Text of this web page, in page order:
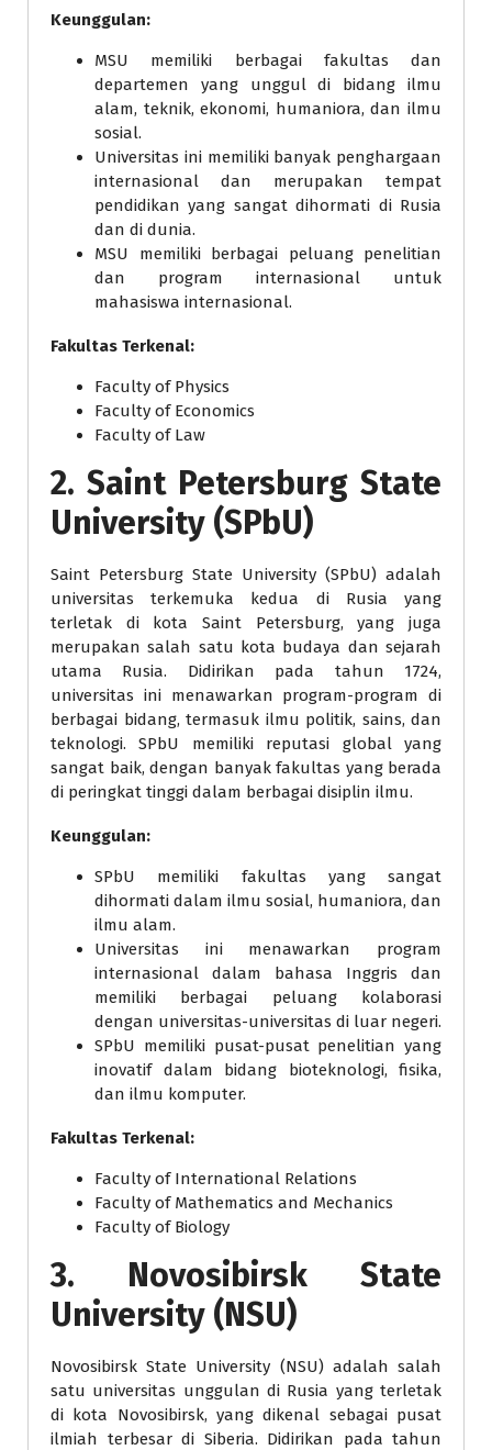
Keunggulan:
MSU memiliki berbagai fakultas dan
departemen yang unggul di bidang ilmu
alam, teknik, ekonomi, humaniora, dan ilmu
sosial.
Universitas ini memiliki banyak penghargaan
internasional dan merupakan tempat
pendidikan yang sangat dihormati di Rusia
dan di dunia.
MSU memiliki berbagai peluang penelitian
dan program internasional untuk
mahasiswa internasional.
Fakultas Terkenal:
Faculty of Physics
Faculty of Economics
Faculty of Law
2. Saint Petersburg State
University (SPbU)
Saint Petersburg State University (SPbU) adalah
universitas terkemuka kedua di Rusia yang
terletak di kota Saint Petersburg, yang juga
merupakan salah satu kota budaya dan sejarah
utama Rusia. Didirikan pada tahun 1724,
universitas ini menawarkan program-program di
berbagai bidang, termasuk ilmu politik, sains, dan
teknologi. SPbU memiliki reputasi global yang
sangat baik, dengan banyak fakultas yang berada
di peringkat tinggi dalam berbagai disiplin ilmu.
Keunggulan:
SPbU memiliki fakultas yang sangat
dihormati dalam ilmu sosial, humaniora, dan
ilmu alam.
Universitas ini menawarkan program
internasional dalam bahasa Inggris dan
memiliki berbagai peluang kolaborasi
dengan universitas-universitas di luar negeri.
SPbU memiliki pusat-pusat penelitian yang
inovatif dalam bidang bioteknologi, fisika,
dan ilmu komputer.
Fakultas Terkenal:
Faculty of International Relations
Faculty of Mathematics and Mechanics
Faculty of Biology
3. Novosibirsk State
University (NSU)
Novosibirsk State University (NSU) adalah salah
satu universitas unggulan di Rusia yang terletak
di kota Novosibirsk, yang dikenal sebagai pusat
ilmiah terbesar di Siberia. Didirikan pada tahun